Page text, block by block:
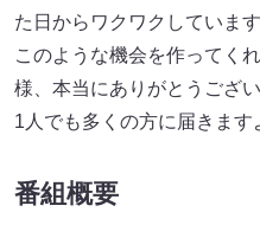
た日からワクワクしています
このような機会を作ってく
様、本当にありがとうござ
1人でも多くの方に届きます
番組概要